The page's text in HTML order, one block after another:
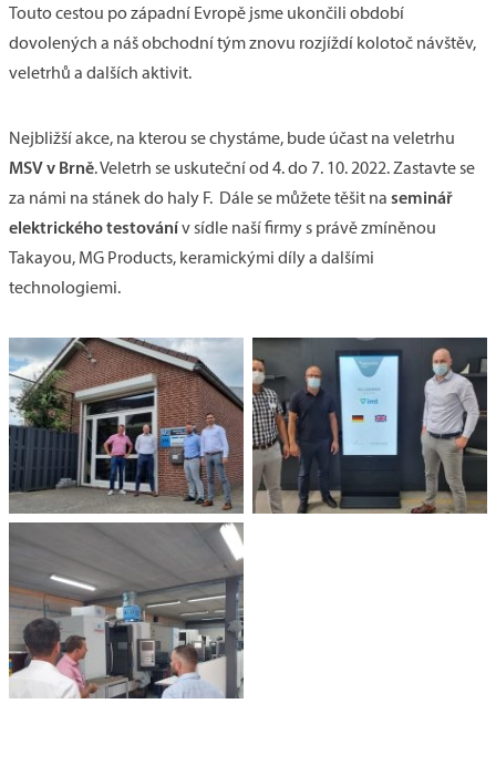
Touto cestou po západní Evropě jsme ukončili období
dovolených a náš obchodní tým znovu rozjíždí kolotoč návštěv,
veletrhů a dalších aktivit.
Nejbližší akce, na kterou se chystáme, bude účast na veletrhu
MSV v Brně. Veletrh se uskuteční od 4. do 7. 10. 2022. Zastavte se
za námi na stánek do haly F. Dále se můžete těšit na seminář
elektrického testovánív sídle naší firmy s právě zmíněnou
Takayou, MG Products, keramickými díly a dalšími
technologiemi.